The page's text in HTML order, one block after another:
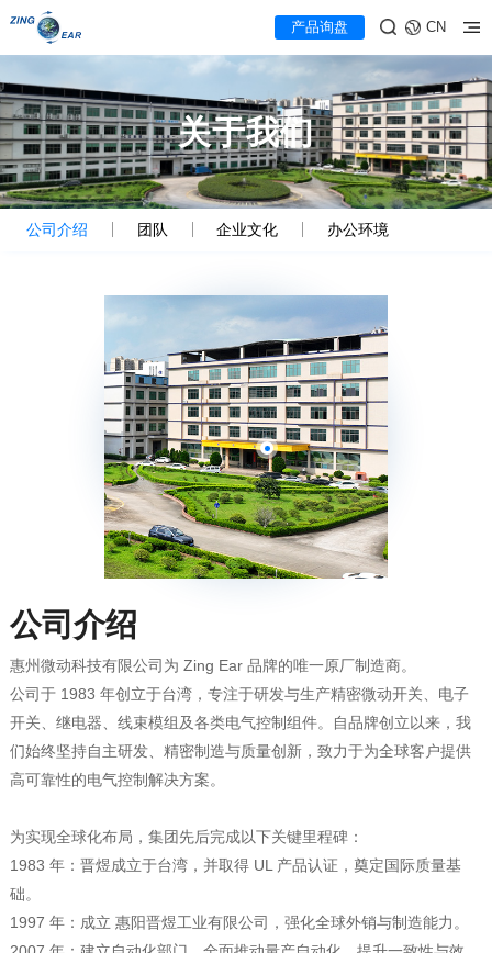
产品询盘 CN
关于我们
公司介绍 团队 企业文化 办公环境
公司介绍
惠州微动科技有限公司为 Zing Ear 品牌的唯一原厂制造商。
高可靠性的电气控制解决方案。
为实现全球化布局，集团先后完成以下关键里程碑：
础。
1997 年：成立 惠阳晋煜工业有限公司，强化全球外销与制造能力。